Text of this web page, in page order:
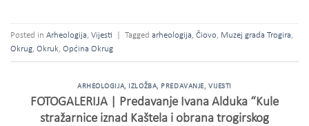
Posted in Arheologija Vijesti Tagged arheologija Čiovo Muzej grada Trogira
Okrug Okruk Općina Okrug
ARHEOLOGIJA, IZLOŽBA, PREDAVANJE,VIJESTI
FOTOGALERIJA | Predavanje Ivana Alduka “Kule
stražarnice iznad Kaštela i obrana trogirskog